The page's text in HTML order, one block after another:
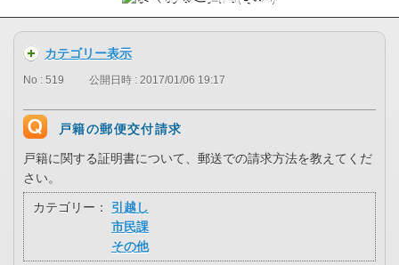
カテゴリー表示
No : 519 公開日時 : 2017/01/06 19:17
戸籍の郵便交付請求
戸籍に関する証明書について、郵送での請求方法を教えてくだ
さい。
カテゴリー：
引越し
市民課
その他